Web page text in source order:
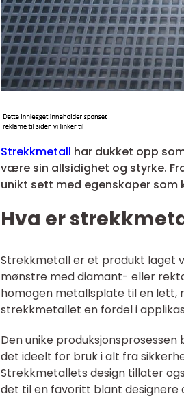
Strekkmetall har dukket opp
være sin allsidighet og styrke.
unikt sett med egenskaper som
Hva er
Strekkmetall er et produkt laget
mønstre med diamant- eller
homogen metallsplate til en lett,
strekkmetallet en fordel i
Den unike
det ideelt for bruk i alt fra
Strekkmetallets design tillater
det til en favoritt blant designere